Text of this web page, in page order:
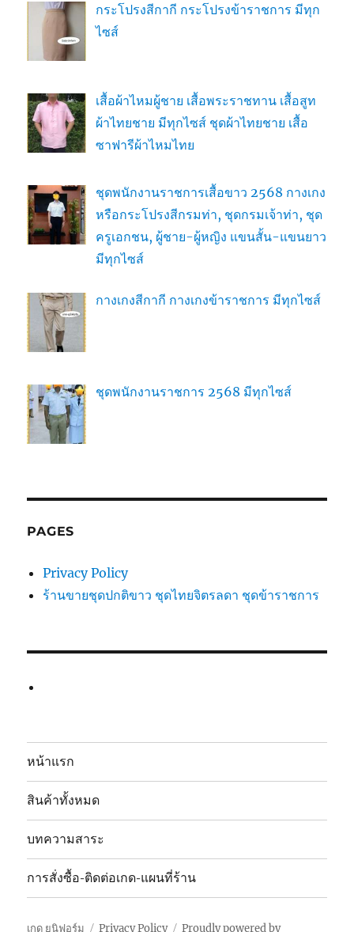
กระโปรงสีกากี กระโปรงข้าราชการ มีทุก
ไซส์
เสื้อผ้าไหมผู้ชาย เสื้อพระราชทาน เสื้อสูท
ผ้าไทยชาย มีทุกไซส์ ชุดผ้าไทยชาย เสื้อ
ซาฟารีผ้าไหมไทย
ชุดพนักงานราชการเสื้อขาว 2568 กางเกง
หรือกระโปรงสีกรมท่า, ชุดกรมเจ้าท่า, ชุด
ครูเอกชน, ผู้ชาย-ผู้หญิง แขนสั้น-แขนยาว
มีทุกไซส์
กางเกงสีกากี กางเกงข้าราชการ มีทุกไซส์
ชุดพนักงานราชการ 2568 มีทุกไซส์
PAGES
Privacy Policy
ร้านขายชุดปกติขาว ชุดไทยจิตรลดา ชุดข้าราชการ
หน้าแรก
สินค้าทั้งหมด
บทความสาระ
การสั่งซื้อ-ติดต่อเกด-แผนที่ร้าน
เกด ยูนิฟอร์ม Privacy Policy Proudly powered by